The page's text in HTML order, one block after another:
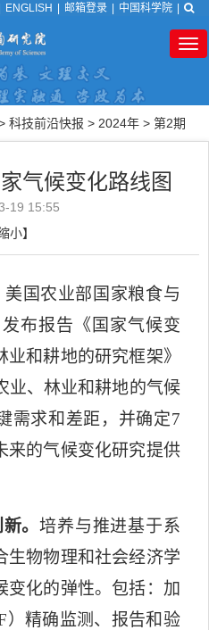
ENGLISH 邮箱登录 中国科学院
科技前沿快报 > 2024年 > 第2期
气候变化路线图
19 15:55
小】
美国农业部国家粮食与
发布报告《国家气候变
业和耕地的研究框架》
业、林业和耕地的气候
需求和差距，并确定7
来的气候变化研究提供
新。培养与推进基于系
生物物理和社会经济学
变化的弹性。包括：加
）精确监测、报告和验